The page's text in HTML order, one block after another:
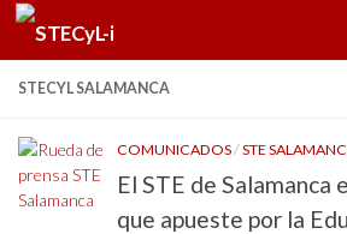
Saltar al contenido
STECYL SALAMANCA
COMUNICADOS/STE
El STE de Salamanca
que apueste por la